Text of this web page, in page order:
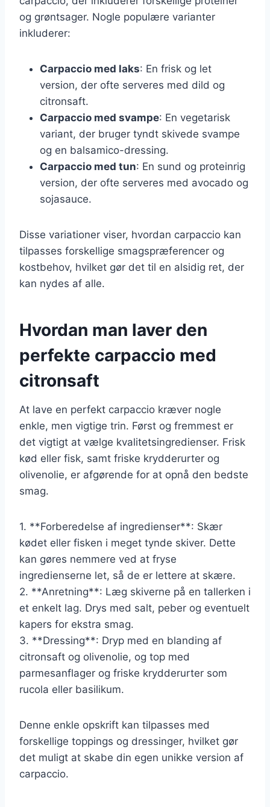
og grøntsager. Nogle populære varianter
inkluderer:
Carpaccio med laks: En frisk og let
version, der ofte serveres med dild og
citronsaft.
Carpaccio med svampe: En vegetarisk
variant, der bruger tyndt skivede svampe
og en balsamico-dressing.
Carpaccio med tun: En sund og proteinrig
version, der ofte serveres med avocado og
sojasauce.
Disse variationer viser, hvordan carpaccio kan
tilpasses forskellige smagspræferencer og
kostbehov, hvilket gør det til en alsidig ret, der
kan nydes af alle.
Hvordan man laver den
perfekte carpaccio med
citronsaft
At lave en perfekt carpaccio kræver nogle
enkle, men vigtige trin. Først og fremmest er
det vigtigt at vælge kvalitetsingredienser. Frisk
kød eller fisk, samt friske krydderurter og
olivenolie, er afgørende for at opnå den bedste
smag.
1. **Forberedelse af ingredienser**: Skær
kødet eller fisken i meget tynde skiver. Dette
kan gøres nemmere ved at fryse
ingredienserne let, så de er lettere at skære.
2. **Anretning**: Læg skiverne på en tallerken i
et enkelt lag. Drys med salt, peber og eventuelt
kapers for ekstra smag.
3. **Dressing**: Dryp med en blanding af
citronsaft og olivenolie, og top med
parmesanflager og friske krydderurter som
rucola eller basilikum.
Denne enkle opskrift kan tilpasses med
forskellige toppings og dressinger, hvilket gør
det muligt at skabe din egen unikke version af
carpaccio.